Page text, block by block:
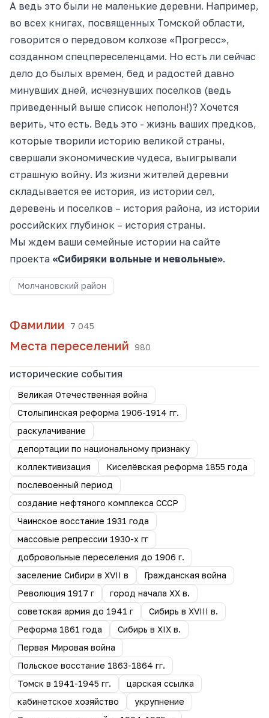
А ведь это были не маленькие деревни. Например,
во всех книгах, посвященных Томской области,
говорится о передовом колхозе «Прогресс»,
созданном спецпереселенцами. Но есть ли сейчас
дело до былых времен, бед и радостей давно
минувших дней, исчезнувших поселков (ведь
приведенный выше список неполон!)? Хочется
верить, что есть. Ведь это - жизнь ваших предков,
которые творили историю великой страны,
свершали экономические чудеса, выигрывали
страшную войну. Из жизни жителей деревни
складывается ее история, из истории сел,
деревень и поселков – история района, из истории
российских глубинок – история страны.
Мы ждем ваши семейные истории на сайте
проекта «Сибиряки вольные и невольные».
Молчановский район
Фамилии 7 045
Места переселений 980
исторические события
Великая Отечественная война
Столыпинская реформа 1906-1914 гг.
раскулачивание
депортации по национальному признаку
коллективизация
Киселёвская реформа 1855 года
послевоенный период
создание нефтяного комплекса СССР
Чаинское восстание 1931 года
массовые репрессии 1930-х гг
добровольные переселения до 1906 г.
заселение Сибири в XVII в
Гражданская война
Революция 1917 г
город начала ХХ в.
советская армия до 1941 г
Сибирь в XVIII в.
Реформа 1861 года
Сибирь в XIX в.
Первая Мировая война
Польское восстание 1863-1864 гг.
Томск в 1941-1945 гг.
царская ссылка
кабинетское хозяйство
укрупнение